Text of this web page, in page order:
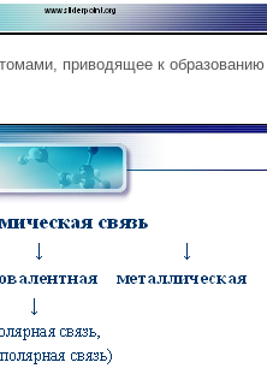
приводящее к образованию